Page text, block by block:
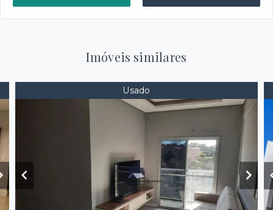
Imóveis similares
Usado